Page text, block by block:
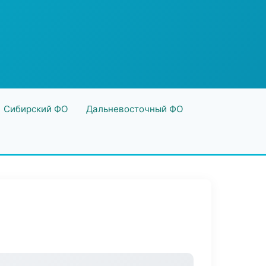
Сибирский ФО Дальневосточный ФО